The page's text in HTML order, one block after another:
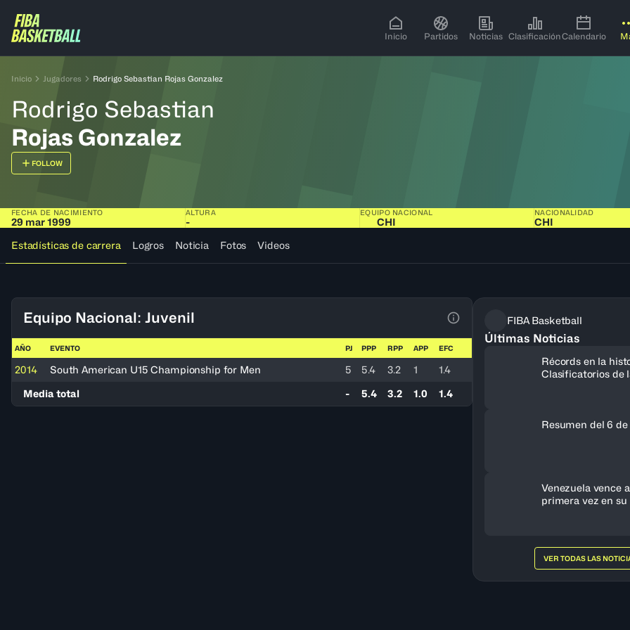
Inicio Partidos Noticias ClasificaciónCalendario
Inicio Jugadores Rodrigo Sebastian Rojas Gonzalez
Rodrigo Sebastian
Rojas Gonzalez
FOLLOW
FECHA DE NACIMIENTO
29 mar 1999
ALTURA
-
EQUIPO NACIONAL
CHI
NACIONALIDAD
CHI
Estadísticas de carrera
Logros Noticia Fotos Videos
Equipo Nacional: Juvenil
Ver la leyenda
AÑO EVENTO PJ PPP RPP APP EFC
2014 South American U15 Championship for Men 5 5.4 3.2 1
1.4
Media total
- 5.4 3.2 1.0 1.4
FIBA Basketball
Últimas Noticias
Récords en la
Clasificatorios de
Resumen del 6 de
Venezuela vence
primera vez en
VER TODAS LAS